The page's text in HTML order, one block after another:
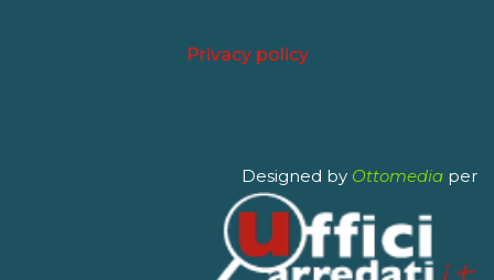
Privacy policy
Designed by Ottomedia per